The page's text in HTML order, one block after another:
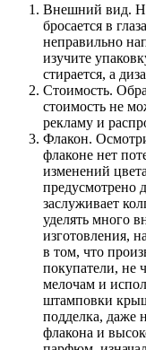
Внешний вид.
бросается в
неправильно
изучите
стирается, а
Стоимость.
стоимость не
рекламу и
Флакон.
флаконе нет
изменений
предусмотрено
заслуживает
уделять много
изготовления,
в том, что
покупатели, не
мелочам и
штамповки
подделка, даже
флакона и